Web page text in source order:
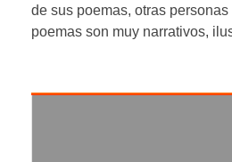
de sus poemas, otras
poemas son muy narrativos,